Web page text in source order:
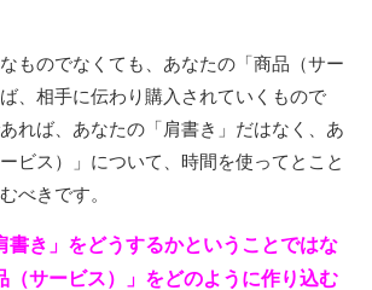
なものでなくても、あなたの「商品（サー
、相手に伝わり購入されていくもので
れば、あなたの「肩書き」だはなく、あ
ビス）」について、時間を使ってとこと
べきです。
書き」をどうするかということではな
（サービス）」をどのように作り込む